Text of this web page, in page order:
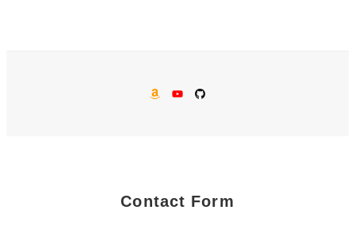
AMAZON
YouTube
GitHub
Contact Form